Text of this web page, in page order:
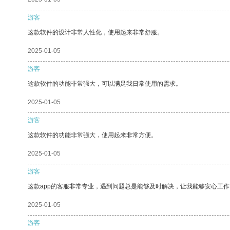
游客
这款软件的设计非常人性化，使用起来非常舒服。
2025-01-05
游客
这款软件的功能非常强大，可以满足我日常使用的需求。
2025-01-05
游客
这款软件的功能非常强大，使用起来非常方便。
2025-01-05
游客
这款app的客服非常专业，遇到问题总是能够及时解决，让我能够安心工
2025-01-05
游客